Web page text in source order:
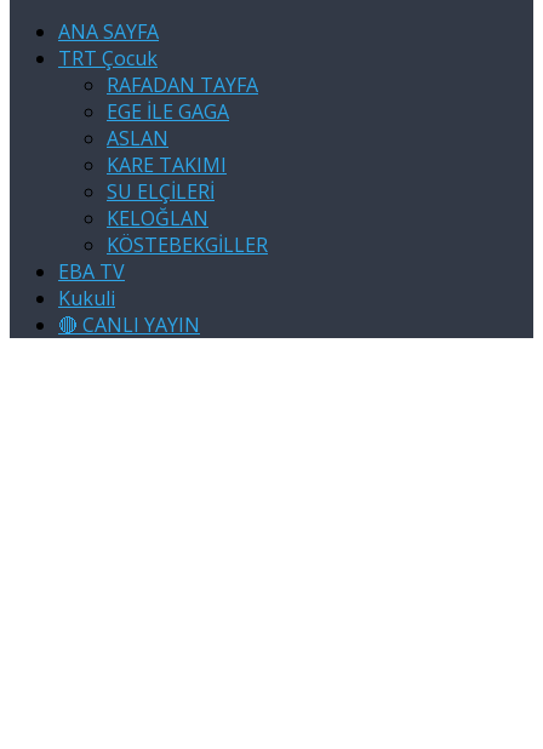
ANA SAYFA
TRT Çocuk
RAFADAN TAYFA
EGE İLE GAGA
ASLAN
KARE TAKIMI
SU ELÇİLERİ
KELOĞLAN
KÖSTEBEKGİLLER
EBA TV
Kukuli
🔴 CANLI YAYIN